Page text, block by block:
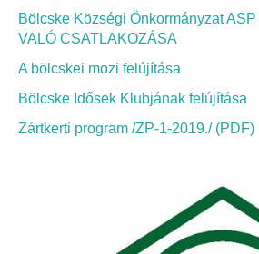
HIVATAL
Szervezeti felépítés
Dokumentumok
Bölcske Községi Önkormányzat
VALÓ CSATLAKOZÁSA
A bölcskei mozi felújítása
Bölcske Idősek Klubjának felújítása
Zártkerti program /ZP-1-2019./ (PDF)